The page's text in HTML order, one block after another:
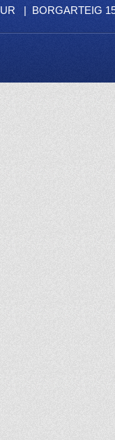
| BORGARTEIG